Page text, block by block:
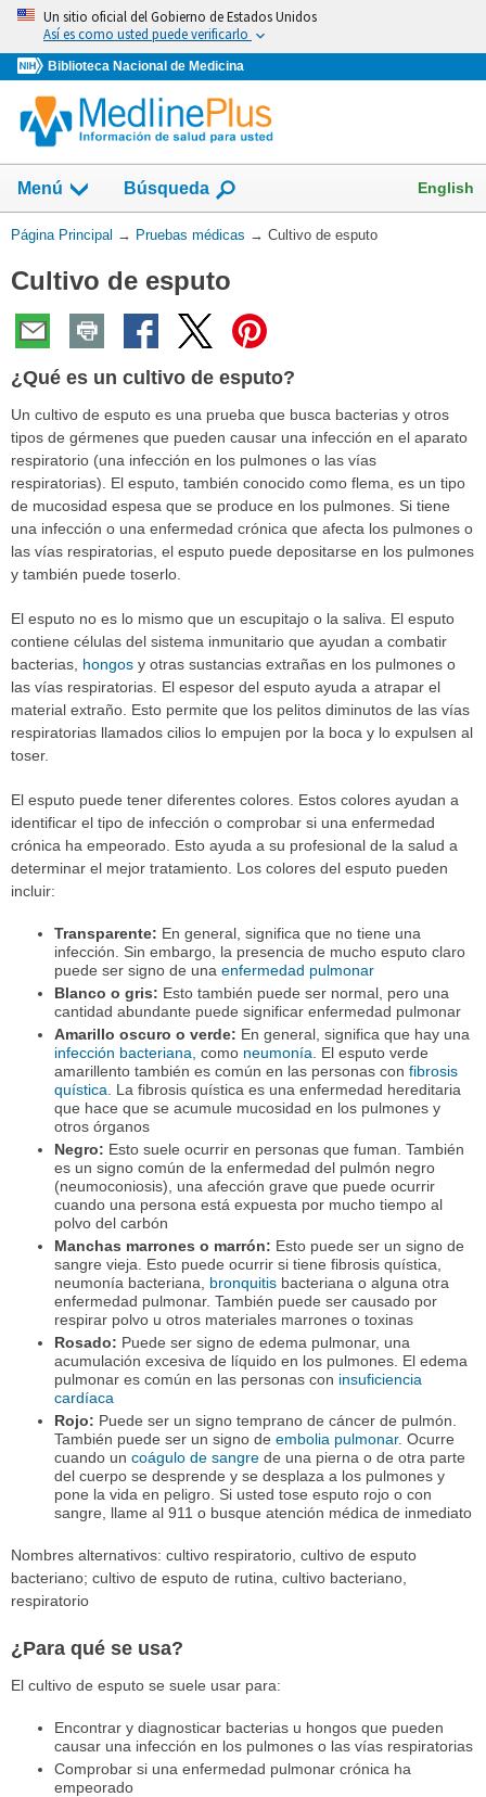
Omita
vaya
al
Contenido
Un sitio oficial del Gobierno de Estados Unidos
Así es como usted puede verificarlo
Biblioteca Nacional de Medicina
Menú
Mostrar
campo
de
Búsqueda English
Usted
aquí:
Página Principal → Pruebas médicas → Cultivo de esputo
Cultivo de esputo
¿Qué es un cultivo de esputo?
Un cultivo de esputo es una prueba que busca bacterias y otros
tipos de gérmenes que pueden causar una infección en el aparato
respiratorio (una infección en los pulmones o las vías
respiratorias). El esputo, también conocido como flema, es un tipo
de mucosidad espesa que se produce en los pulmones. Si tiene
una infección o una enfermedad crónica que afecta los pulmones o
las vías respiratorias, el esputo puede depositarse en los pulmones
y también puede toserlo.
El esputo no es lo mismo que un escupitajo o la saliva. El esputo
contiene células del sistema inmunitario que ayudan a combatir
bacterias, hongos y otras sustancias extrañas en los pulmones o
las vías respiratorias. El espesor del esputo ayuda a atrapar el
material extraño. Esto permite que los pelitos diminutos de las vías
respiratorias llamados cilios lo empujen por la boca y lo expulsen al
toser.
El esputo puede tener diferentes colores. Estos colores ayudan a
identificar el tipo de infección o comprobar si una enfermedad
crónica ha empeorado. Esto ayuda a su profesional de la salud a
determinar el mejor tratamiento. Los colores del esputo pueden
incluir:
Transparente: En general, significa que no tiene una
infección. Sin embargo, la presencia de mucho esputo claro
puede ser signo de una enfermedad pulmonar
Blanco o gris: Esto también puede ser normal, pero una
cantidad abundante puede significar enfermedad pulmonar
Amarillo oscuro o verde: En general, significa que hay una
infección bacteriana, como neumonía . El esputo verde
amarillento también es común en las personas con fibrosis
quística . La fibrosis quística es una enfermedad hereditaria
que hace que se acumule mucosidad en los pulmones y
otros órganos
Negro: Esto suele ocurrir en personas que fuman. También
es un signo común de la enfermedad del pulmón negro
(neumoconiosis), una afección grave que puede ocurrir
cuando una persona está expuesta por mucho tiempo al
polvo del carbón
Manchas marrones o marrón: Esto puede ser un signo de
sangre vieja. Esto puede ocurrir si tiene fibrosis quística,
neumonía bacteriana, bronquitisbacteriana o alguna otra
enfermedad pulmonar. También puede ser causado por
respirar polvo u otros materiales marrones o toxinas
Rosado: Puede ser signo de edema pulmonar, una
acumulación excesiva de líquido en los pulmones. El edema
pulmonar es común en las personas con insuficiencia
cardíaca
Rojo: Puede ser un signo temprano de cáncer de pulmón.
También puede ser un signo de embolia pulmonar. Ocurre
cuando un coágulo de sangrede una pierna o de otra parte
del cuerpo se desprende y se desplaza a los pulmones y
pone la vida en peligro. Si usted tose esputo rojo o con
sangre, llame al 911 o busque atención médica de inmediato
Nombres alternativos: cultivo respiratorio, cultivo de esputo
bacteriano; cultivo de esputo de rutina, cultivo bacteriano,
respiratorio
¿Para qué se usa?
El cultivo de esputo se suele usar para:
Encontrar y diagnosticar bacterias u hongos que pueden
causar una infección en los pulmones o las vías respiratorias
Comprobar si una enfermedad pulmonar crónica ha
empeorado